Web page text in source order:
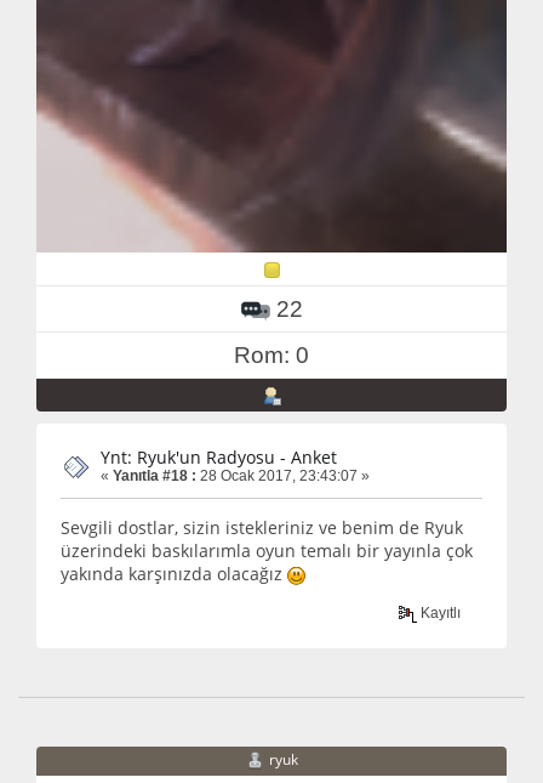
22
Rom: 0
Ynt: Ryuk'un Radyosu - Anket
« Yanıtla #18 : 28 Ocak 2017, 23:43:07 »
Sevgili dostlar, sizin istekleriniz ve benim de Ryuk
üzerindeki baskılarımla oyun temalı bir yayınla çok
yakında karşınızda olacağız
Kayıtlı
ryuk